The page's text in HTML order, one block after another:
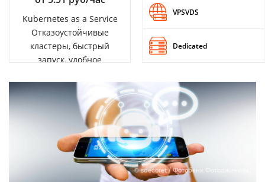
Kubernetes as a Service
Отказоустойчивые
кластеры, быстрый
запуск, удобное
VPSVDS
Dedicated
© sdecoret / Фотобанк Фотодженика